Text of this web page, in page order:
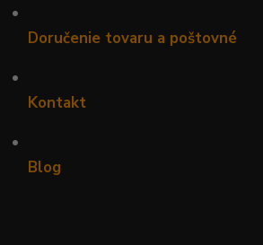
•
Doručenie tovaru a poštovné
•
Kontakt
•
Blog